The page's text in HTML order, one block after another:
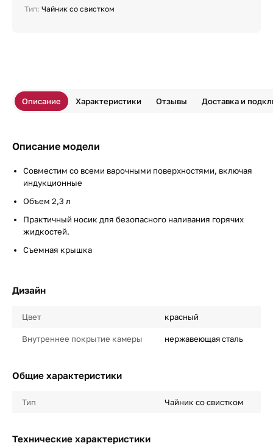
Тип: Чайник со свистком
Описание Характеристики Отзывы Доставка и
Описание модели
Совместим со всеми варочными поверхностями, включая
индукционные
Объем 2,3 л
Практичный носик для безопасного наливания горячих
жидкостей.
Съемная крышка
Дизайн
Цвет красный
Внутреннее покрытие камеры нержавеющая сталь
Общие характеристики
Тип Чайник со свистком
Технические характеристики